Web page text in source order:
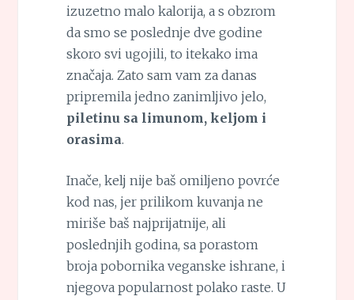
izuzetno malo kalorija, a s obzrom
da smo se poslednje dve godine
skoro svi ugojili, to itekako ima
značaja. Zato sam vam za danas
pripremila jedno zanimljivo jelo,
piletinu sa limunom, keljom i
orasima.
Inače, kelj nije baš omiljeno povrće
kod nas, jer prilikom kuvanja ne
miriše baš najprijatnije, ali
poslednjih godina, sa porastom
broja pobornika veganske ishrane, i
njegova popularnost polako raste. U